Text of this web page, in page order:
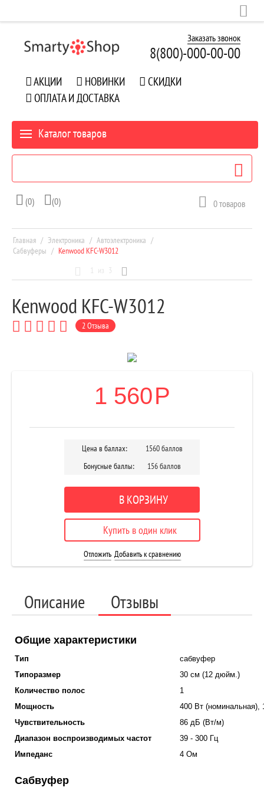
Заказать звонок
8(800)-000-00-00
АКЦИИ НОВИНКИ
СКИДКИ
ОПЛАТА И ДОСТАВКА
Каталог товаров
(0) (0) 0товаров
Главная / Электроника / Автоэлектроника /
Сабвуферы / Kenwood KFC-W3012
1 из 3
Kenwood KFC-W3012
2 Отзыва
1 560Р
Цена в баллах:
1560 баллов
Бонусные баллы:
156 баллов
В КОРЗИНУ
Купить в один клик
Отложить Добавить к сравнению
Описание Отзывы
Общие характеристики
Тип
сабвуфер
Типоразмер
30 см (12 дюйм.)
Количество полос
1
Мощность
400 Вт (номинальная),
Чувствительность
86 дБ (Вт/м)
Диапазон воспроизводимых частот
39 - 300 Гц
Импеданс
4 Ом
Сабвуфер